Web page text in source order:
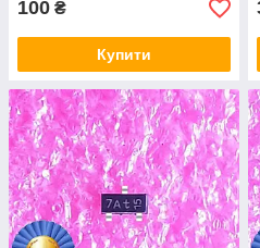
100 ₴
Купити